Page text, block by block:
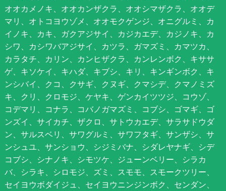
オオカメノキ、オオカンザクラ、オオシマザクラ、オオデ
マリ、オトコヨウゾメ、オオモクゲンジ、オニグルミ、カ
イノキ、カキ、ガクアジサイ、カジカエデ、カジノキ、カ
シワ、カシワバアジサイ、カツラ、ガマズミ、カマツカ、
カラタチ、カリン、カンヒザクラ、カンレンボク、キササ
ゲ、キソケイ、キハダ、キブシ、キリ、キンギンボク、キ
ンシバイ、クコ、クサギ、クヌギ、クマシデ、クマノミズ
キ、クリ、クロモジ、ケヤキ、ゲンカイツツジ、コウゾ、
コデマリ、コナラ、コバノガマズミ、コブシ、ゴマギ、ゴ
ンズイ、サイカチ、ザクロ、サトウカエデ、サラサドウダ
ン、サルスベリ、サワグルミ、サワフタギ、サンザシ、サ
ンシュユ、サンショウ、シジミバナ、シダレヤナギ、シデ
コブシ、シナノキ、シモツケ、ジューンベリー、シラカ
バ、シラキ、シロモジ、ズミ、スモモ、スモークツリー、
セイヨウボダイジュ、セイヨウニンジンボク、センダン、